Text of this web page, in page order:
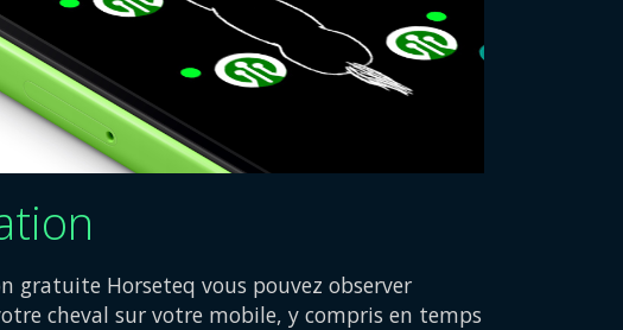
gratuite Horseteq vous pouvez observer
cheval sur votre mobile, y compris en temps